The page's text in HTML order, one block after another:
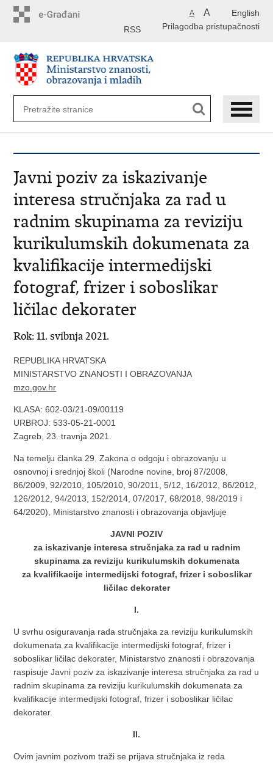
English
A A
Prilagodba pristupačnosti
RSS
Javni poziv za iskazivanje
interesa stručnjaka za rad u
radnim skupinama za reviziju
kurikulumskih dokumenata za
kvalifikacije intermedijski
fotograf, frizer i soboslikar
ličilac dekorater
Rok: 11. svibnja 2021.
REPUBLIKA HRVATSKA
MINISTARSTVO ZNANOSTI I OBRAZOVANJA
mzo.gov.hr
KLASA: 602-03/21-09/00119
URBROJ: 533-05-21-0001
Zagreb, 23. travnja 2021.
Na temelju članka 29. Zakona o odgoju i obrazovanju u
osnovnoj i srednjoj školi (Narodne novine, broj 87/2008,
86/2009, 92/2010, 105/2010, 90/2011, 5/12, 16/2012, 86/2012,
126/2012, 94/2013, 152/2014, 07/2017, 68/2018, 98/2019 i
64/2020), Ministarstvo znanosti i obrazovanja objavljuje
JAVNI POZIV
za iskazivanje interesa stručnjaka za rad u radnim
skupinama za reviziju kurikulumskih dokumenata
za kvalifikacije intermedijski fotograf, frizer i soboslikar
ličilac dekorater
I.
U svrhu osiguravanja rada stručnjaka za reviziju kurikulumskih
dokumenata za kvalifikacije intermedijski fotograf, frizer i
soboslikar ličilac dekorater, Ministarstvo znanosti i obrazovanja
raspisuje Javni poziv za iskazivanje interesa stručnjaka za rad u
radnim skupinama za reviziju kurikulumskih dokumenata za
kvalifikacije intermedijski fotograf, frizer i soboslikar ličilac
dekorater.
II.
Ovim javnim pozivom traži se prijava stručnjaka iz reda